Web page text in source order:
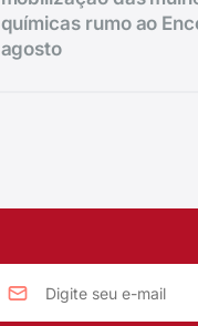
químicas rumo ao
agosto